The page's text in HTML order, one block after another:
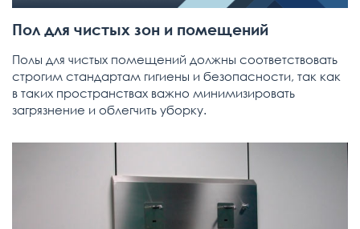
Пол для чистых зон и помещений
Полы для чистых помещений должны соответствовать
строгим стандартам гигиены и безопасности, так как
в таких пространствах важно минимизировать
загрязнение и облегчить уборку.